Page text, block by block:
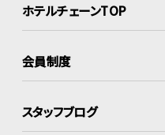
ホテルチェーンTOP
会員制度
スタッフブログ